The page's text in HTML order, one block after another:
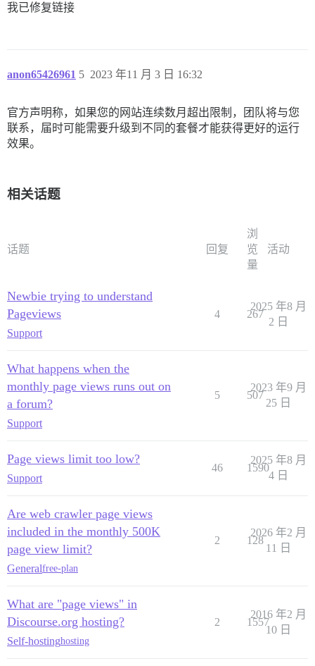
我已修复链接
anon65426961 2023 年11 月 3 日 16:32
5
官方声明称，如果您的网站连续数月超出限制，团队将与您
联系，届时可能需要升级到不同的套餐才能获得更好的运行
效果。
相关话题
话题 回复
浏
览
量
活动
Newbie trying to understand
Pageviews
Support
4 267
2025 年8 月
2 日
What happens when the
monthly page views runs out on
a forum?
Support
5 507
2023 年9 月
25 日
Page views limit too low?
Support
46 1590
2025 年8 月
4 日
Are web crawler page views
included in the monthly 500K
page view limit?
Generalfree-plan
2 128
2026 年2 月
11 日
What are "page views" in
Discourse.org hosting?
Self-hostinghosting
2 1557
2016 年2 月
10 日